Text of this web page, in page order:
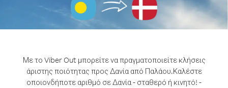
Με το Viber Out μπορείτε να πραγματοποιείτε κλήσεις
άριστης ποιότητας προς Δανία από Παλάου.Καλέστε
οποιονδήποτε αριθμό σε Δανία - σταθερό ή κινητό! -